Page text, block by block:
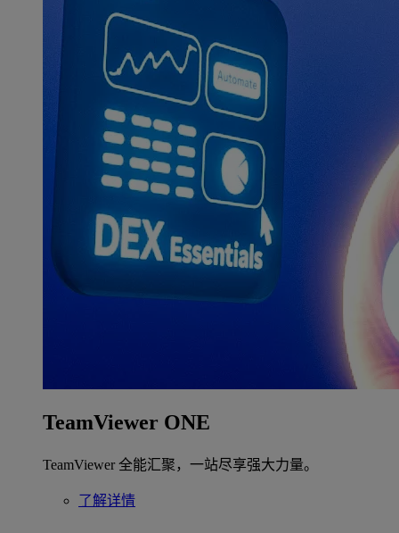
TeamViewer ONE
TeamViewer 全能汇聚，一站尽享强大力量。
了解详情